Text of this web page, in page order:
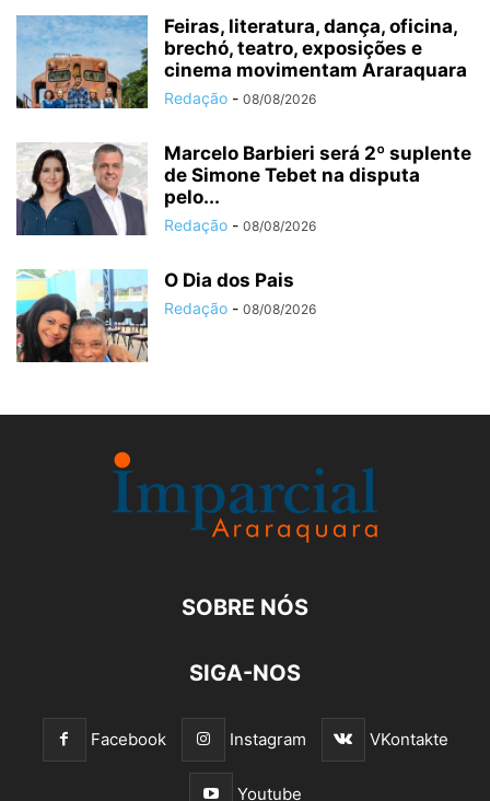
Feiras, literatura, dança, oficina,
brechó, teatro, exposições e
cinema movimentam Araraquara
Redação - 08/08/2026
Marcelo Barbieri será 2º suplente
de Simone Tebet na disputa
pelo...
Redação - 08/08/2026
O Dia dos Pais
Redação - 08/08/2026
SOBRE NÓS
SIGA-NOS
Facebook Instagram VKontakte
Youtube